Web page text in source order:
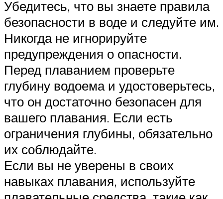
Убедитесь, что вы знаете правила
безопасности в воде и следуйте им.
Никогда не игнорируйте
предупреждения о опасности.
Перед плаванием проверьте
глубину водоема и удостоверьтесь,
что он достаточно безопасен для
вашего плавания. Если есть
ограничения глубины, обязательно
их соблюдайте.
Если вы не уверены в своих
навыках плавания, используйте